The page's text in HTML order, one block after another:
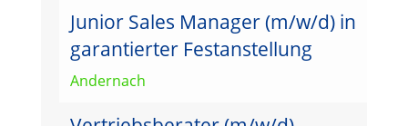
Junior Sales Manager (m/w/d) in
garantierter Festanstellung
Andernach